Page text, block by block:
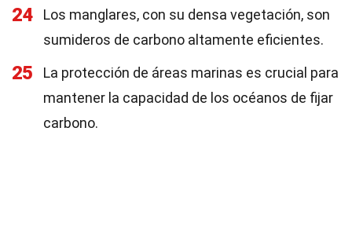
24
Los manglares, con su densa vegetación, son
sumideros de carbono altamente eficientes.
25
La protección de áreas marinas es crucial para
mantener la capacidad de los océanos de fijar
carbono.